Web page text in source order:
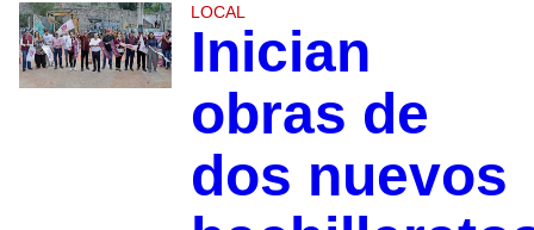
LOCAL
Inician
obras de
dos nuevos